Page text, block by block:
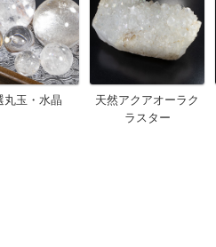
丸玉・水晶
天然アクアオーラク
ラスター